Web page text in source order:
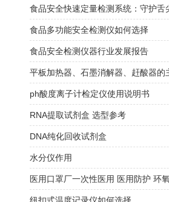
食品多功能安全检测仪如何选择
食品安全检测仪器行业发展报告
平板加热器、石墨消解器、赶酸器的
ph酸度离子计检定仪使用说明书
RNA提取试剂盒 选型参考
DNA纯化回收试剂盒
水分仪作用